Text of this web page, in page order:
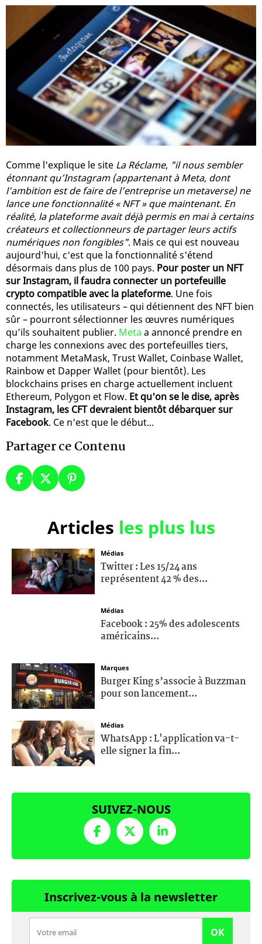
Comme l'explique le site La Réclame, "il nous sembler
étonnant qu’Instagram (appartenant à Meta, dont
l’ambition est de faire de l’entreprise un metaverse) ne
lance une fonctionnalité « NFT » que maintenant. En
réalité, la plateforme avait déjà permis en mai à certains
créateurs et collectionneurs de partager leurs actifs
numériques non fongibles". Mais ce qui est nouveau
aujourd'hui, c'est que la fonctionnalité s'étend
désormais dans plus de 100 pays. Pour poster un NFT
sur Instagram, il faudra connecter un portefeuille
crypto compatible avec la plateforme. Une fois
connectés, les utilisateurs – qui détiennent des NFT bien
sûr – pourront sélectionner les œuvres numériques
qu’ils souhaitent publier. Meta a annoncé prendre en
charge les connexions avec des portefeuilles tiers,
notamment MetaMask, Trust Wallet, Coinbase Wallet,
Rainbow et Dapper Wallet (pour bientôt). Les
blockchains prises en charge actuellement incluent
Ethereum, Polygon et Flow. Et qu'on se le dise, après
Instagram, les CFT devraient bientôt débarquer sur
Facebook. Ce n'est que le début...
Partager ce Contenu
Articles les plus lus
Médias
Twitter : Les 15/24 ans
représentent 42 % des...
Médias
Facebook : 25% des adolescents
américains...
Marques
Burger King s’associe à Buzzman
pour son lancement...
Médias
WhatsApp : L'application va-t-
elle signer la fin...
SUIVEZ-NOUS
Inscrivez-vous à la newsletter
OK